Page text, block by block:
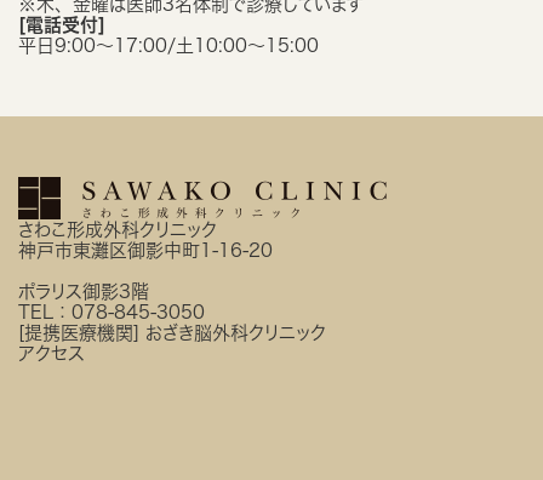
※木、金曜は医師3名体制で診療しています
[電話受付]
平日9:00〜17:00/土10:00〜15:00
さわこ形成外科クリニック
神戸市東灘区御影中町1-16-20
ポラリス御影3階
TEL： 078-845-3050
[提携医療機関] おざき脳外科クリニック
アクセス